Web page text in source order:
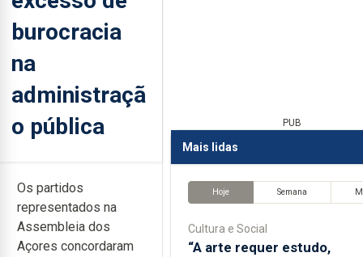
burocracia
na
administraçã
o pública
Os partidos
representados na
Assembleia dos
Açores concordaram
PUB
Mais lidas
Hoje Semana
Cultura e Social
“A arte requer estudo,